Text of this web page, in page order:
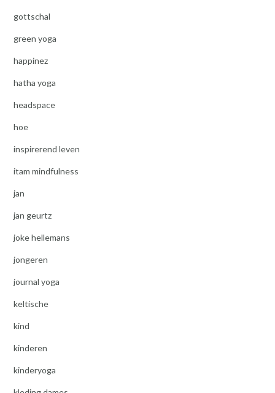
gottschal
green yoga
happinez
hatha yoga
headspace
hoe
inspirerend leven
itam mindfulness
jan
jan geurtz
joke hellemans
jongeren
journal yoga
keltische
kind
kinderen
kinderyoga